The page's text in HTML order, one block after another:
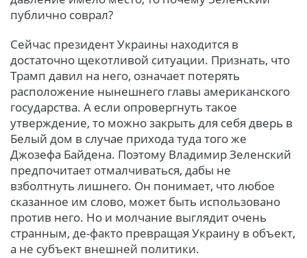
публично соврал?
Сейчас президент Украины находится в
достаточно щекотливой ситуации. Признать, что
Трамп давил на него, означает потерять
расположение нынешнего главы американского
государства. А если опровергнуть такое
утверждение, то можно закрыть для себя дверь в
Белый дом в случае прихода туда того же
Джозефа Байдена. Поэтому Владимир Зеленский
предпочитает отмалчиваться, дабы не
взболтнуть лишнего. Он понимает, что любое
сказанное им слово, может быть использовано
против него. Но и молчание выглядит очень
странным, де-факто превращая Украину в объект,
а не субъект внешней политики.